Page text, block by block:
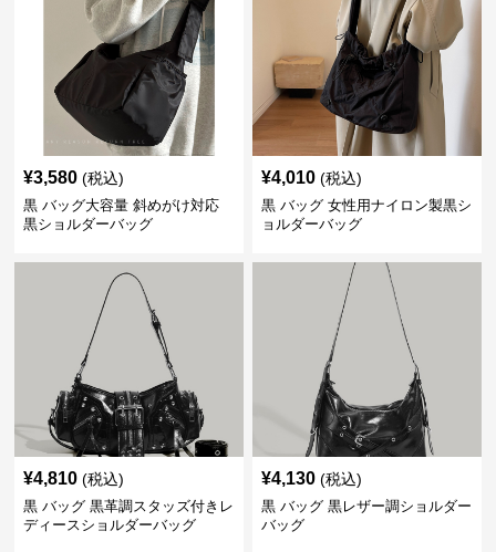
¥3,580 (税込)
黒 バッグ大容量 斜めがけ対応
黒ショルダーバッグ
¥4,010 (税込)
黒 バッグ 女性用ナイロン製黒シ
ョルダーバッグ
¥4,810 (税込)
黒 バッグ 黒革調スタッズ付きレ
ディースショルダーバッグ
¥4,130 (税込)
黒 バッグ 黒レザー調ショルダー
バッグ